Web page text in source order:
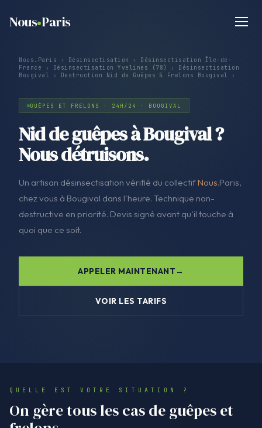
Nous Paris
Nous.Paris › Désinsectisation › Désinsectisation Île-de-
France › Désinsectisation Yvelines (78) › Désinsectisation
Bougival › Destruction Nid de Guêpes & Frelons Bougival ›
GUÊPES ET FRELONS · 24H/24 · BOUGIVAL
Nid de guêpes à Bougival ?
Nous détruisons.
Un artisan désinsectisation vérifié du collectifNous.Paris,
chez vous à Bougival dans l'heure. Technique non-
destructive en priorité. Devis signé avant qu'il touche à
quoi que ce soit.
APPELER MAINTENANT
VOIR LES TARIFS
QUELLE EST VOTRE SITUATION ?
On gère tous les cas de guêpes et